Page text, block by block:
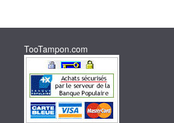
TooTampon.com